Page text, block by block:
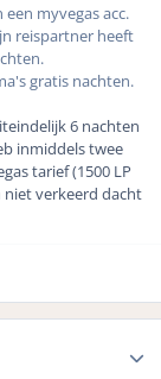
myvegas acc.
reispartner heeft
gratis nachten.
6 nachten
inmiddels twee
tarief (1500 LP
niet verkeerd dacht